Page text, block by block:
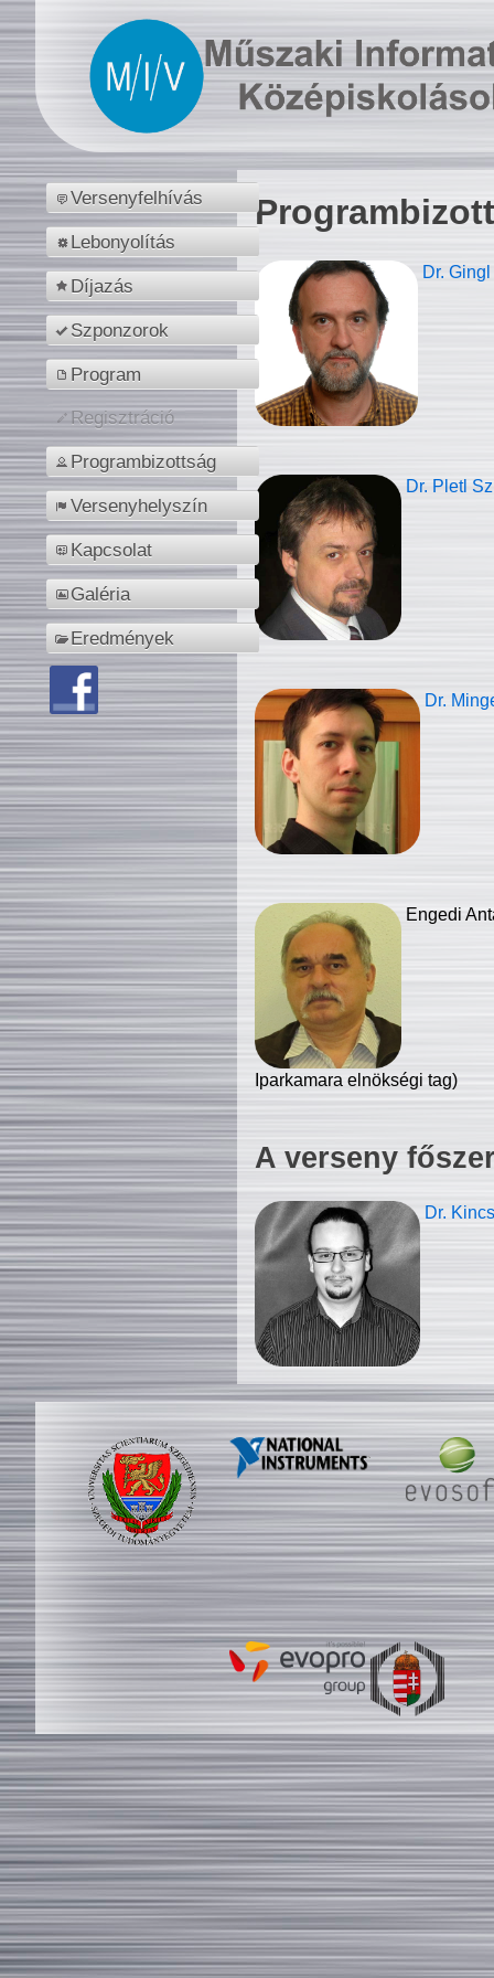
Versenyfelhívás
Lebonyolítás
Díjazás
Szponzorok
Program
Regisztráció
Programbizottság
Versenyhelyszín
Kapcsolat
Galéria
Eredmények
Dr.
Dr. Pletl
Dr.
Engedi
Iparkamara elnökségi tag)
A verseny
Dr.